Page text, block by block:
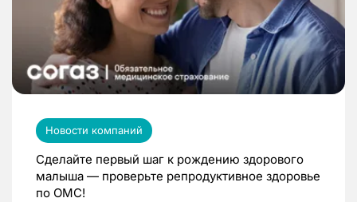
Новости компаний
Сделайте первый шаг к рождению здорового
малыша — проверьте репродуктивное здоровье
по ОМС!